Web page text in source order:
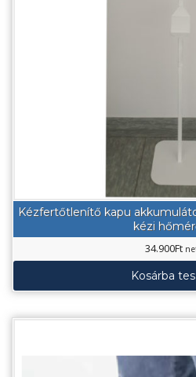
Kézfertőtlenítő kapu
kézi
34.900Ft
Kosárba